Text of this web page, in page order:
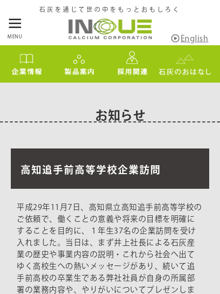
石灰を通じて世の中をもっとおもしろく
English
MENU
お知らせ
高知追手前高等学校企業訪問
平成29年11月7日、高知県立高知追手前高等学校の
ご依頼で、働くことの意義や将来の目標を明確に
することを目的に、１年生37名の企業訪問を受け
入れました。当日は、まず井上社長による石灰産
業の歴史や事業内容の説明・これから社会へ出て
ゆく高校生への熱いメッセージがあり、続いて追
手前高校の卒業生である弊社社員が自身の所属部
署の業務内容や、やりがいについてプレゼンしま